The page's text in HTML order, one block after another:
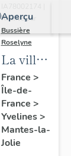
Aperçu
Réalisé par
Bussière
Roselyne
La ville
de
Mantes-
la-Jolie
France >
Île-de-
France >
Yvelines>
Mantes-la-
Jolie